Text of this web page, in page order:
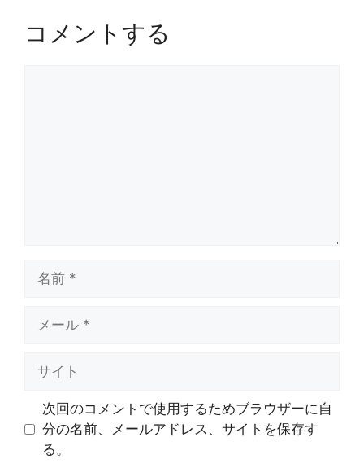
コメントする
次回のコメントで使用するためブラウザーに自
分の名前、メールアドレス、サイトを保存す
る。